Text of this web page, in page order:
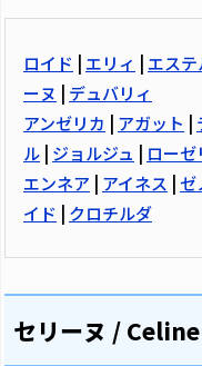
ロイド エリィ エステ
ーヌ
デュバリィ
アンゼリカ
アガット
ル ジョルジュ
ローゼ
エンネア
アイネス ゼ
イド
クロチルダ
セリーヌ / Celine